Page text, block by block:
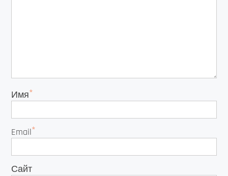
Имя*
Email*
Сайт